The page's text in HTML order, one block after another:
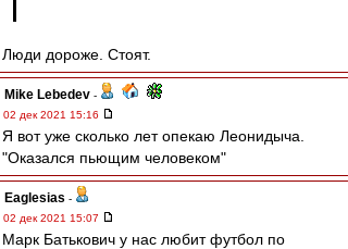
Люди дороже. Стоят.
Mike Lebedev -
02 дек 2021 15:16
Я вот уже сколько лет опекаю Леонидыча.
"Оказался пьющим человеком"
Eaglesias -
02 дек 2021 15:07
Марк Батькович у нас любит футбол по